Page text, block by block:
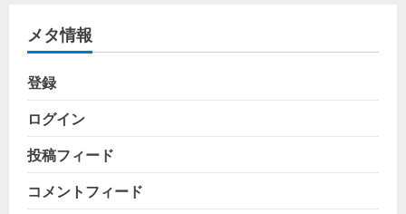
ー
メタ情報
登録
ログイン
投稿フィード
コメントフィード